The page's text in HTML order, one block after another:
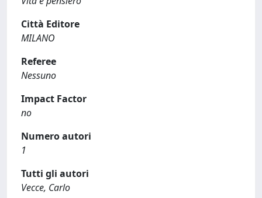
Città Editore
MILANO
Referee
Nessuno
Impact Factor
no
Numero autori
1
Tutti gli autori
Vecce, Carlo